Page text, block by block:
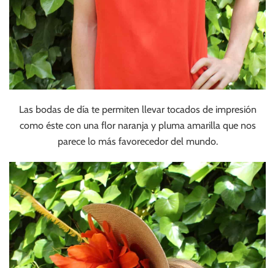
Las bodas de día te permiten llevar tocados de impresión
como éste con una flor naranja y pluma amarilla que nos
parece lo más favorecedor del mundo.